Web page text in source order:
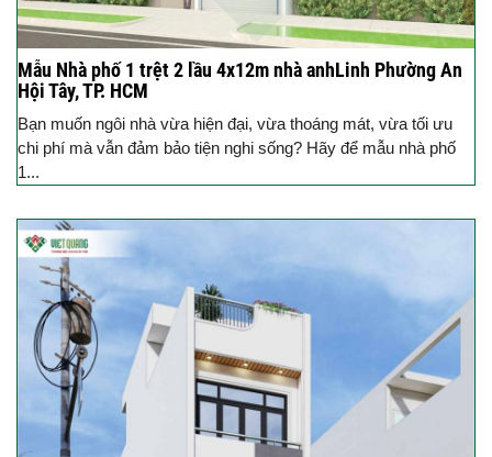
Mẫu Nhà phố 1 trệt 2 lầu 4x12m nhà anhLinh Phường An
Hội Tây, TP. HCM
Bạn muốn ngôi nhà vừa hiện đại, vừa thoáng mát, vừa tối ưu
chi phí mà vẫn đảm bảo tiện nghi sống? Hãy để mẫu nhà phố
1...